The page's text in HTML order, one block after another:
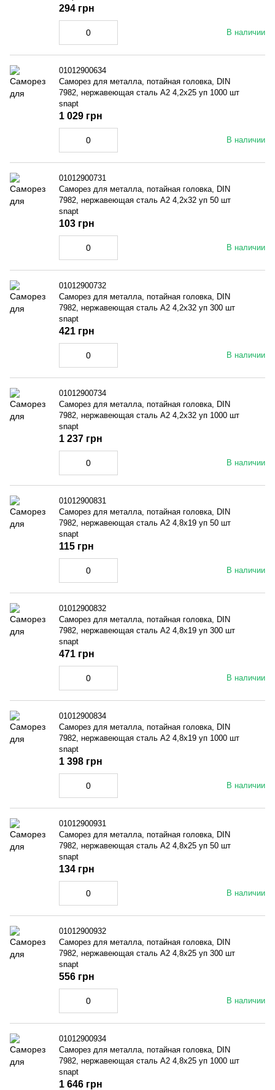
В наличии
294 грн
01012900634
Саморез для металла, потайная головка, DIN
7982, нержавеющая сталь A2 4,2x25 уп 1000 шт
snapt
В наличии
1 029 грн
01012900731
Саморез для металла, потайная головка, DIN
7982, нержавеющая сталь A2 4,2x32 уп 50 шт
snapt
В наличии
103 грн
01012900732
Саморез для металла, потайная головка, DIN
7982, нержавеющая сталь A2 4,2x32 уп 300 шт
snapt
В наличии
421 грн
01012900734
Саморез для металла, потайная головка, DIN
7982, нержавеющая сталь A2 4,2x32 уп 1000 шт
snapt
В наличии
1 237 грн
01012900831
Саморез для металла, потайная головка, DIN
7982, нержавеющая сталь A2 4,8x19 уп 50 шт
snapt
В наличии
115 грн
01012900832
Саморез для металла, потайная головка, DIN
7982, нержавеющая сталь A2 4,8x19 уп 300 шт
snapt
В наличии
471 грн
01012900834
Саморез для металла, потайная головка, DIN
7982, нержавеющая сталь A2 4,8x19 уп 1000 шт
snapt
В наличии
1 398 грн
01012900931
Саморез для металла, потайная головка, DIN
7982, нержавеющая сталь A2 4,8x25 уп 50 шт
snapt
В наличии
134 грн
01012900932
Саморез для металла, потайная головка, DIN
7982, нержавеющая сталь A2 4,8x25 уп 300 шт
snapt
В наличии
556 грн
01012900934
Саморез для металла, потайная головка, DIN
7982, нержавеющая сталь A2 4,8x25 уп 1000 шт
snapt
1 646 грн